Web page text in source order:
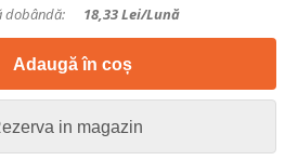
dobândă: 18,33Lei/lună
Adaugă în coș
in magazin